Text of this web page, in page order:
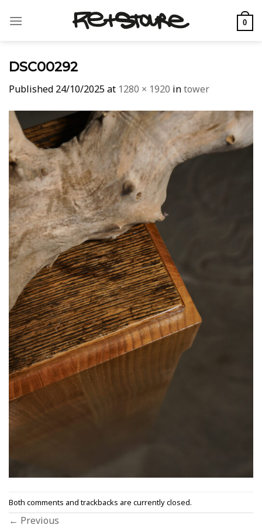
0
DSC00292
Published 24/10/2025at 1280 × 1920 intower
Both comments and trackbacks are currently closed.
← Previous